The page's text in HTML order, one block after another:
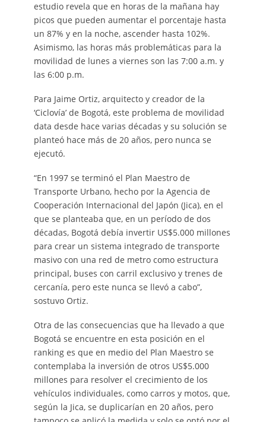
estudio revela que en horas de la mañana hay
picos que pueden aumentar el porcentaje hasta
un 87% y en la noche, ascender hasta 102%.
Asimismo, las horas más problemáticas para la
movilidad de lunes a viernes son las 7:00 a.m. y
las 6:00 p.m.
Para Jaime Ortiz, arquitecto y creador de la
‘Ciclovía’ de Bogotá, este problema de movilidad
data desde hace varias décadas y su solución se
planteó hace más de 20 años, pero nunca se
ejecutó.
“En 1997 se terminó el Plan Maestro de
Transporte Urbano, hecho por la Agencia de
Cooperación Internacional del Japón (Jica), en el
que se planteaba que, en un período de dos
décadas, Bogotá debía invertir US$5.000 millones
para crear un sistema integrado de transporte
masivo con una red de metro como estructura
principal, buses con carril exclusivo y trenes de
cercanía, pero este nunca se llevó a cabo”,
sostuvo Ortiz.
Otra de las consecuencias que ha llevado a que
Bogotá se encuentre en esta posición en el
ranking es que en medio del Plan Maestro se
contemplaba la inversión de otros US$5.000
millones para resolver el crecimiento de los
vehículos individuales, como carros y motos, que,
según la Jica, se duplicarían en 20 años, pero